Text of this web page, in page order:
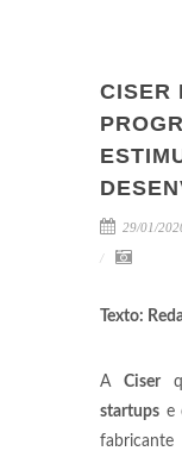
CISER
29/01/
Texto:
ACiser
startups e